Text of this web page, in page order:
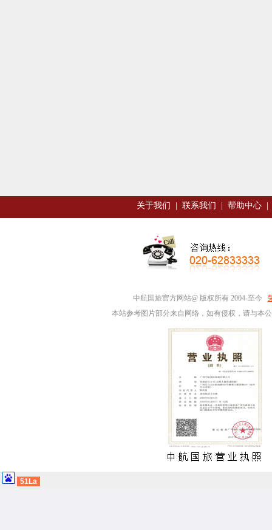
关于我们 联系我们 帮助中心
中航国旅官方网站@ 版权所有 2004-至今
本站参考图片部分来自网络，如有侵权，请与本
51La